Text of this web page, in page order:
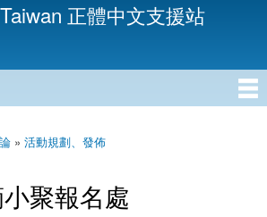
移
內
正體中文支援站
» 活動規劃、發佈
聚報名處